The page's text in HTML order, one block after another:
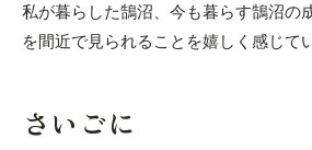
私が暮らした鵠沼、今も暮らす鵠沼の
を間近で見られることを嬉しく感じて
さいごに